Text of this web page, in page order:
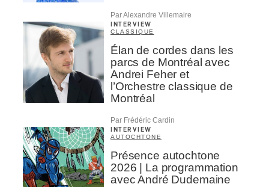
Par Alexandre Villemaire
INTERVIEW
CLASSIQUE
Élan de cordes dans les
parcs de Montréal avec
Andrei Feher et
l’Orchestre classique de
Montréal
Par Frédéric Cardin
INTERVIEW
AUTOCHTONE
Présence autochtone
2026 | La programmation
avec André Dudemaine